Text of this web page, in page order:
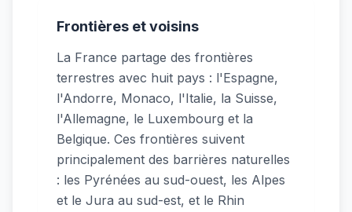
Frontières et voisins
La France partage des frontières
terrestres avec huit pays : l'Espagne,
l'Andorre, Monaco, l'Italie, la Suisse,
l'Allemagne, le Luxembourg et la
Belgique. Ces frontières suivent
principalement des barrières naturelles
: les Pyrénées au sud-ouest, les Alpes
et le Jura au sud-est, et le Rhin